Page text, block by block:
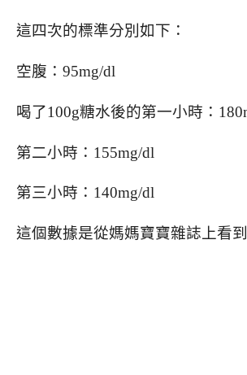
這四次的標準分別如下：
空腹：95mg/dl
喝了100g糖水後的第一小時：
第二小時：155mg/dl
第三小時：140mg/dl
這個數據是從媽媽寶寶雜誌上看到